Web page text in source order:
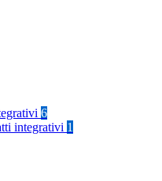
6
integrativi 1